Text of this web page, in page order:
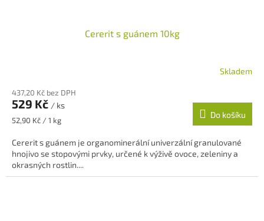
Cererit s guánem 10kg
Skladem
437,20 Kč bez DPH
529 Kč / ks
Měrná
52,90 Kč / 1 kg
Do košíku
Cererit s guánem je organominerální univerzální granulované
hnojivo se stopovými prvky, určené k výživě ovoce, zeleniny a
okrasných rostlin....